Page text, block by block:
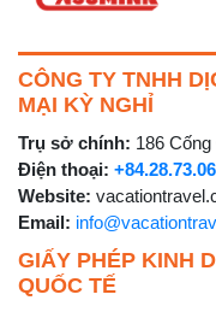
CÔNG TY TNHH
MẠI KỲ NGHỈ
Trụ sở chính: 186
Điện thoại:
Website:
Email:
GIẤY PHÉP KINH
QUỐC TẾ